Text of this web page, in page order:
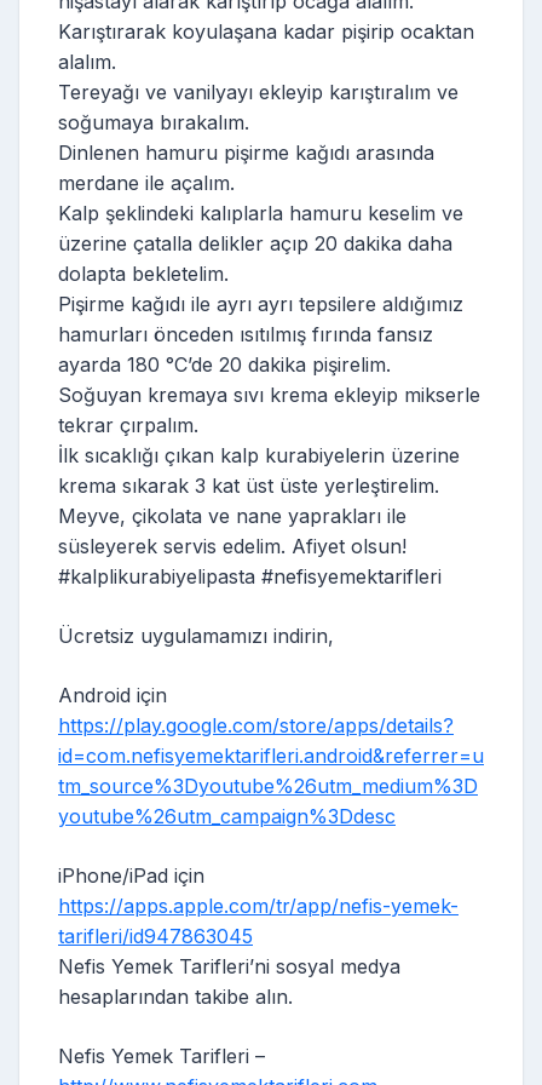
Karıştırarak koyulaşana kadar pişirip ocaktan
alalım.
Tereyağı ve vanilyayı ekleyip karıştıralım ve
soğumaya bırakalım.
Dinlenen hamuru pişirme kağıdı arasında
merdane ile açalım.
Kalp şeklindeki kalıplarla hamuru keselim ve
üzerine çatalla delikler açıp 20 dakika daha
dolapta bekletelim.
Pişirme kağıdı ile ayrı ayrı tepsilere aldığımız
hamurları önceden ısıtılmış fırında fansız
ayarda 180 °C’de 20 dakika pişirelim.
Soğuyan kremaya sıvı krema ekleyip mikserle
tekrar çırpalım.
İlk sıcaklığı çıkan kalp kurabiyelerin üzerine
krema sıkarak 3 kat üst üste yerleştirelim.
Meyve, çikolata ve nane yaprakları ile
süsleyerek servis edelim. Afiyet olsun!
#kalplikurabiyelipasta #nefisyemektarifleri
Ücretsiz uygulamamızı indirin,
Android için
https://play.google.com/store/apps/details?
id=com.nefisyemektarifleri.android&referrer=u
tm_source%3Dyoutube%26utm_medium%3D
youtube%26utm_campaign%3Ddesc
iPhone/iPad için
https://apps.apple.com/tr/app/nefis-yemek-
tarifleri/id947863045
Nefis Yemek Tarifleri’ni sosyal medya
hesaplarından takibe alın.
Nefis Yemek Tarifleri –